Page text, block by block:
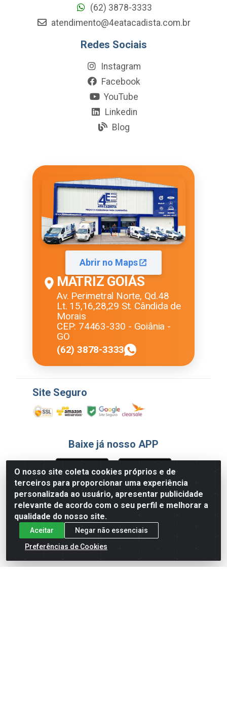
O nosso site coleta cookies próprios e de
terceiros para proporcionar uma experiência
personalizada ao usuário, apresentar publicidade
relevante de acordo com o seu perfil e melhorar a
qualidade do nosso site.
Aceitar
Negar não essenciais
Preferências de Cookies
(62) 3878-3333
atendimento@4eatacadista.com.br
Redes Sociais
Instagram
Facebook
YouTube
Linkedin
Blog
Abrir no Maps
MATRIZ GOIÁS
Av. Perimetral Norte, Qd.48
Lt. 15,16,28,29 St. Cândida de
Morais
CEP: 74463-330 - Goiânia -
GO
(62) 3878-3333
Site Seguro
Baixe já nosso APP
Formas de Pagamento